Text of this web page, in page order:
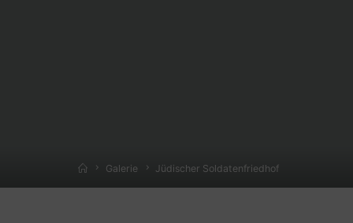
HomeGalerie Jüdischer Soldatenfriedhof